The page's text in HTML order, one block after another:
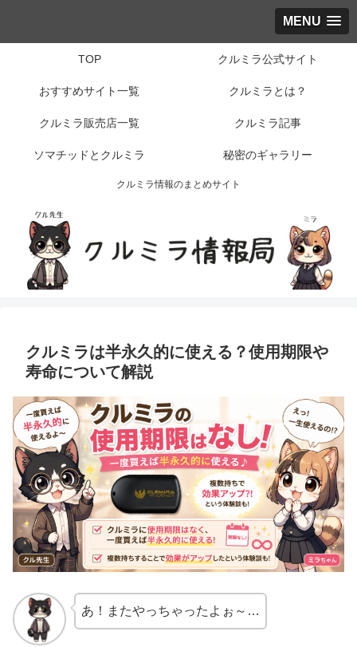
MENU
クルミラ情報のまとめサイト
TOP クルミラ公式サイト
おすすめサイト一覧 クルミラとは？
クルミラ販売店一覧 クルミラ記事
ソマチッドとクルミラ 秘密のギャラリー
クルミラは半永久的に使える？使用期限や
寿命について解説
あ！またやっちゃったよぉ～…